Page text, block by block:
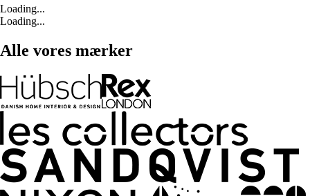
Loading...
Loading...
Alle vores mærker